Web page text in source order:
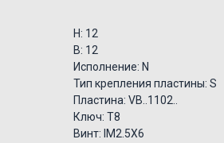
H: 12
B: 12
Исполнение: N
Тип крепления пластины: S
Пластина: VB..1102..
Ключ: T8
Винт: IM2.5X6